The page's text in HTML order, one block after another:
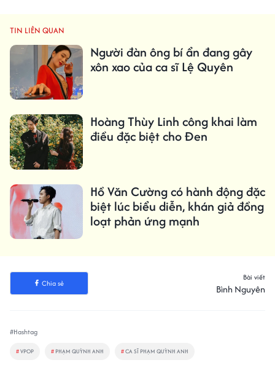
TIN LIÊN QUAN
Người đàn ông bí ẩn đang gây
xôn xao của ca sĩ Lệ Quyên
Hoàng Thùy Linh công khai làm
điều đặc biệt cho Đen
Hồ Văn Cường có hành động đặc
biệt lúc biểu diễn, khán giả đồng
loạt phản ứng mạnh
Chia sẻ
Bài viết
Bình Nguyên
#Hashtag
#VPOP # PHẠM QUỲNH ANH #CA SĨ PHẠM QUỲNH ANH